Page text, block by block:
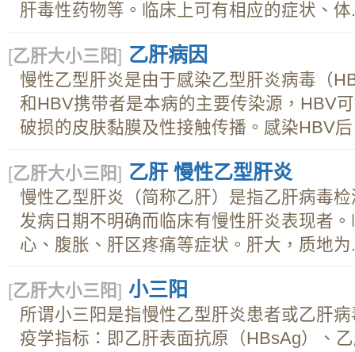
肝毒性药物等。临床上可有相应的症状、体
[乙肝大小三阳] 乙肝病因
慢性乙型肝炎是由于感染乙型肝炎病毒（
和HBV携带者是本病的主要传染源，HBV
破损的皮肤黏膜及性接触传播。感染HBV
[乙肝大小三阳] 乙肝 慢性乙型肝炎
慢性乙型肝炎（简称乙肝）是指乙肝病毒
发病日期不明确而临床有慢性肝炎表现者
心、腹胀、肝区疼痛等症状。肝大，质地为
[乙肝大小三阳] 小三阳
所谓小三阳是指慢性乙型肝炎患者或乙肝
疫学指标：即乙肝表面抗原（HBsAg）、